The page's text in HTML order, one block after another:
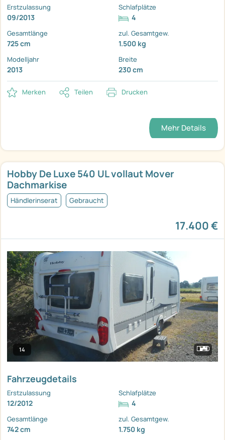
Erstzulassung
09/2013
Schlafplätze
4
Gesamtlänge
725 cm
zul. Gesamtgew.
1.500 kg
Modelljahr
2013
Breite
230 cm
Merken Teilen Drucken
Mehr Details
Hobby De Luxe 540 UL vollaut Mover
Dachmarkise
Händlerinserat Gebraucht
17.400 €
14
Fahrzeugdetails
Erstzulassung
12/2012
Schlafplätze
4
Gesamtlänge
742 cm
zul. Gesamtgew.
1.750 kg